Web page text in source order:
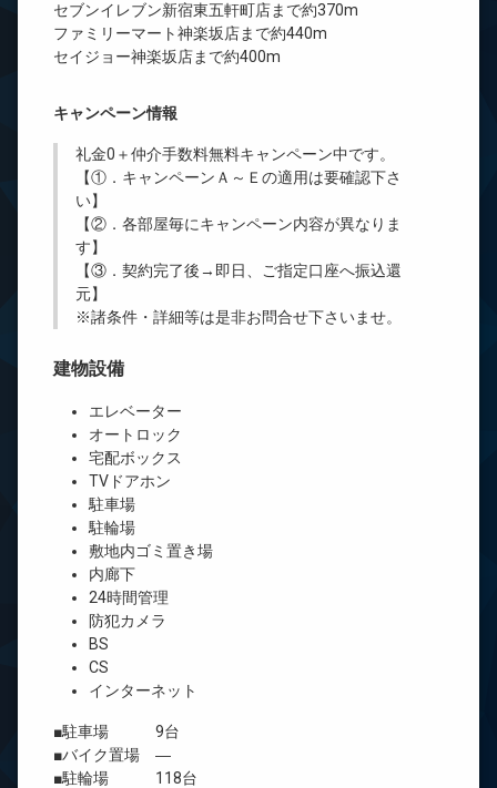
セブンイレブン新宿東五軒町店まで約370m
ファミリーマート神楽坂店まで約440m
セイジョー神楽坂店まで約400m
キャンペーン情報
礼金0 ＋仲介手数料無料キャンペーン中です。
【①．キャンペーンＡ～Ｅの適用は要確認下さ
い】
【②．各部屋毎にキャンペーン内容が異なりま
す】
【③．契約完了後→即日、ご指定口座へ振込還
元】
※諸条件・詳細等は是非お問合せ下さいませ。
建物設備
エレベーター
オートロック
宅配ボックス
TVドアホン
駐車場
駐輪場
敷地内ゴミ置き場
内廊下
24時間管理
防犯カメラ
BS
CS
インターネット
■駐車場 9台
■バイク置場 ―
■駐輪場 118台